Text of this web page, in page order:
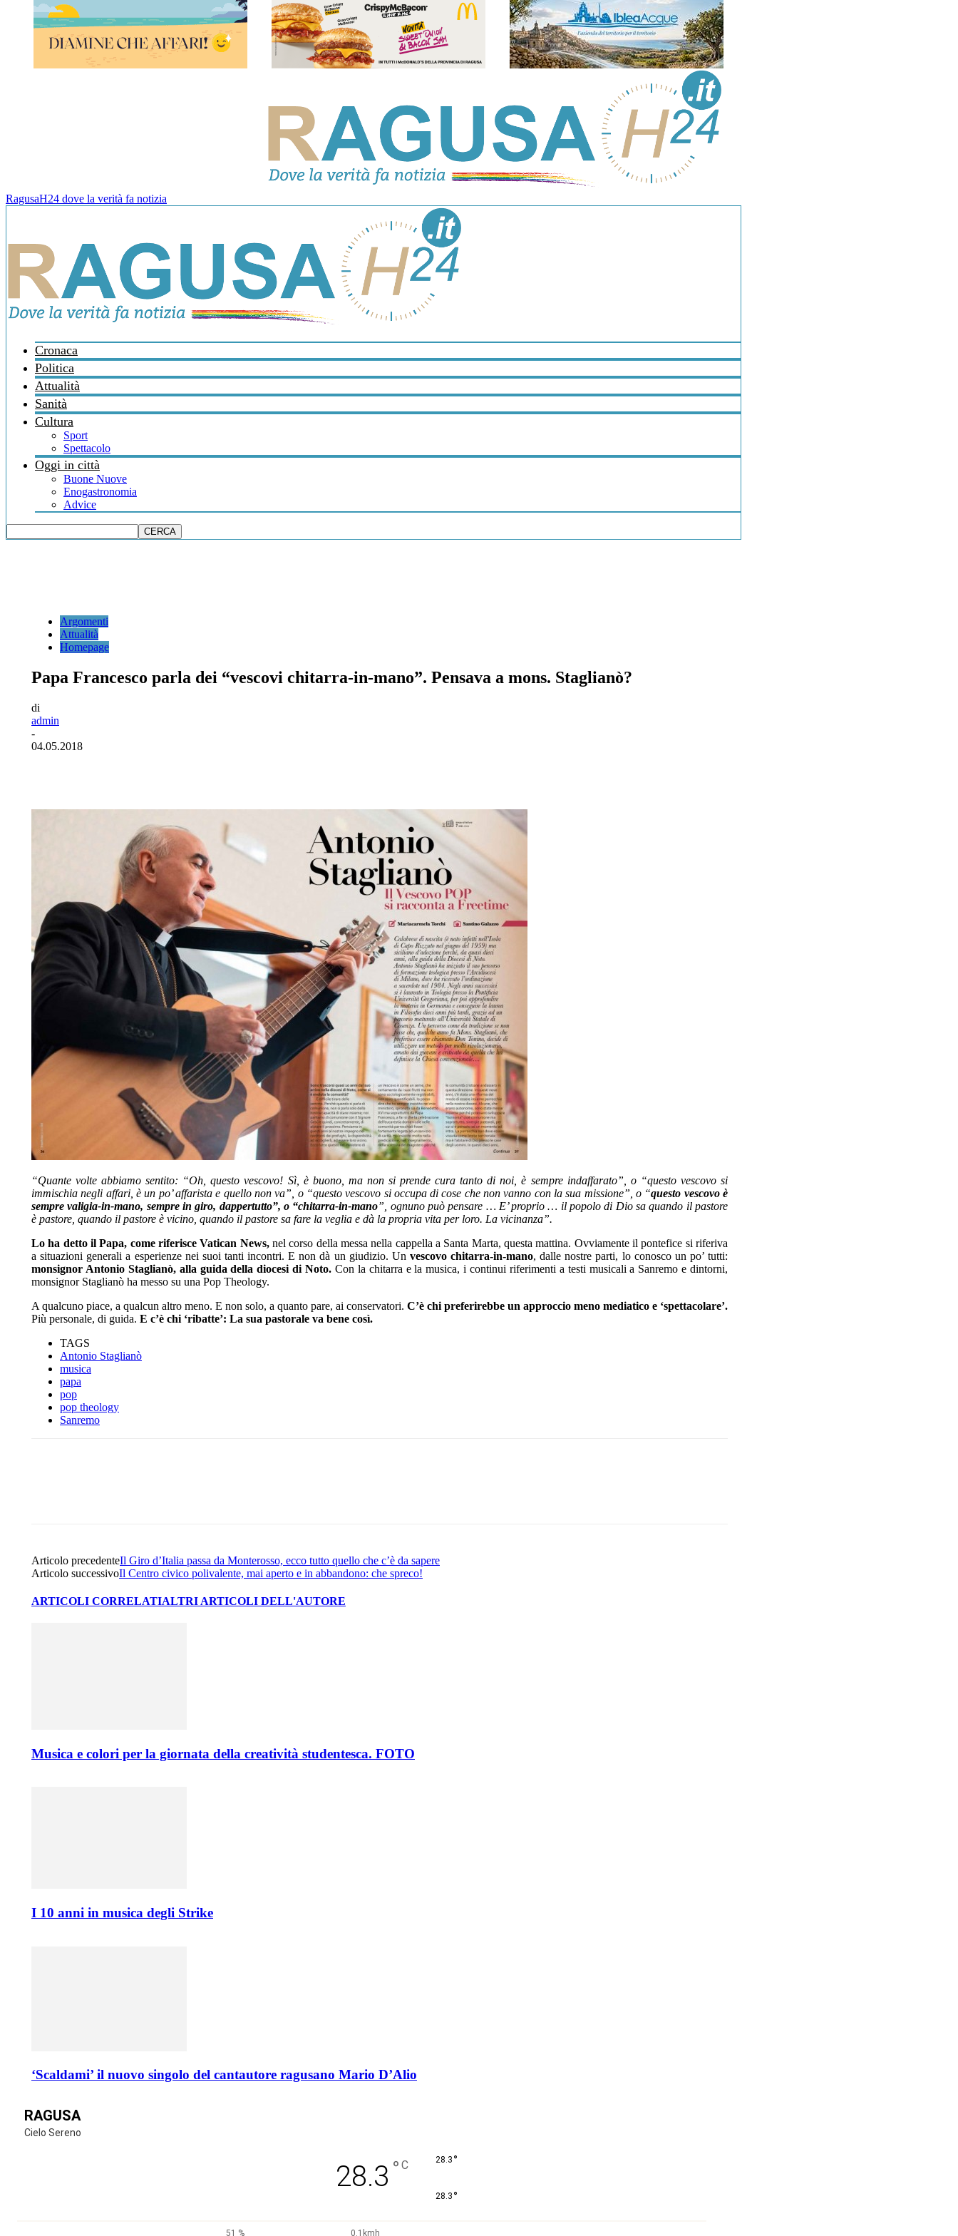
RagusaH24 dove la verità fa notizia
Cronaca
Politica
Attualità
Sanità
Cultura
Sport
Spettacolo
Oggi in città
Buone Nuove
Enogastronomia
Advice
Argomenti
Attualità
Homepage
Papa Francesco parla dei “vescovi chitarra-in-mano”. Pensava a mons. Staglianò?
di
admin
-
04.05.2018
“Quante volte abbiamo sentito: “Oh, questo vescovo! Sì, è buono, ma non si prende cura tanto di noi, è sempre indaffarato”, o “questo vescovo si
immischia negli affari, è un po’ affarista e quello non va”, o “questo vescovo si occupa di cose che non vanno con la sua missione”, o “questo vescovo è
sempre valigia-in-mano, sempre in giro, dappertutto”, o “chitarra-in-mano”, ognuno può pensare … E’ proprio … il popolo di Dio sa quando il pastore
è pastore, quando il pastore è vicino, quando il pastore sa fare la veglia e dà la propria vita per loro. La vicinanza”.
Lo ha detto il Papa, come riferisce Vatican News,nel corso della messa nella cappella a Santa Marta, questa mattina. Ovviamente il pontefice si riferiva
a situazioni generali a esperienze nei suoi tanti incontri. E non dà un giudizio. Un vescovo chitarra-in-mano, dalle nostre parti, lo conosco un po’ tutti:
monsignor Antonio Staglianò, alla guida della diocesi di Noto. Con la chitarra e la musica, i continui riferimenti a testi musicali a Sanremo e dintorni,
monsignor Staglianò ha messo su una Pop Theology.
A qualcuno piace, a qualcun altro meno. E non solo, a quanto pare, ai conservatori. C’è chi preferirebbe un approccio meno mediatico e ‘spettacolare’.
Più personale, di guida. E c’è chi ‘ribatte’: La sua pastorale va bene così.
TAGS
Antonio Staglianò
musica
papa
pop
pop theology
Sanremo
Articolo precedenteIl Giro d’Italia passa da Monterosso, ecco tutto quello che c’è da sapere
Articolo successivoIl Centro civico polivalente, mai aperto e in abbandono: che spreco!
ARTICOLI CORRELATIALTRI ARTICOLI DELL'AUTORE
Musica e colori per la giornata della creatività studentesca. FOTO
I 10 anni in musica degli Strike
‘Scaldami’ il nuovo singolo del cantautore ragusano Mario D’Alio
RAGUSA
Cielo Sereno
28.3 ° C 28.3 °
28.3 °
51 % 0.1kmh